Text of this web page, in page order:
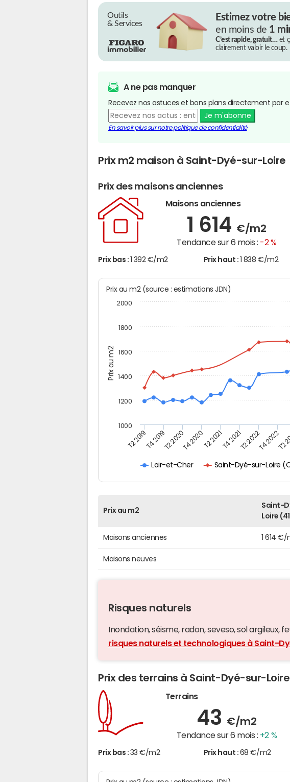
Outils
& Services
Estimez votre
en moins de 1
C’est rapide, gratuit…et
clairement valoir le coup.
A ne pas manquer
Recevez nos astuces et bons plans directement par
Je m'abonne
En savoir plus sur notre politique de confidentialité
Prix m2 maison à Saint-Dyé-sur-Loire
Prix des maisons anciennes
Maisons anciennes
1 614 €/m2
Tendance sur 6 mois : -2 %
Prix bas : 1 392 €/m2 Prix haut : 1 838 €/m2
Prix au m2
Prix au m2 (source : estimations JDN)
Loir-et-Cher Saint-Dyé-sur-Loire
T2 2019T4 2019T2 2020T4 2020T2 2021T4 2021T2 2022T4 2022T2
1000
1200
1400
1600
1800
2000
Prix au m2
Saint-
Loire
Maisons anciennes 1 614
Maisons neuves
Risques naturels
Inondation, séisme, radon, seveso, sol argileux,
risques naturels et technologiques à Saint-
Prix des terrains à Saint-Dyé-sur-Loire
Terrains
43 €/m2
Tendance sur 6 mois : +2 %
Prix bas : 33 €/m2 Prix haut : 68 €/m2